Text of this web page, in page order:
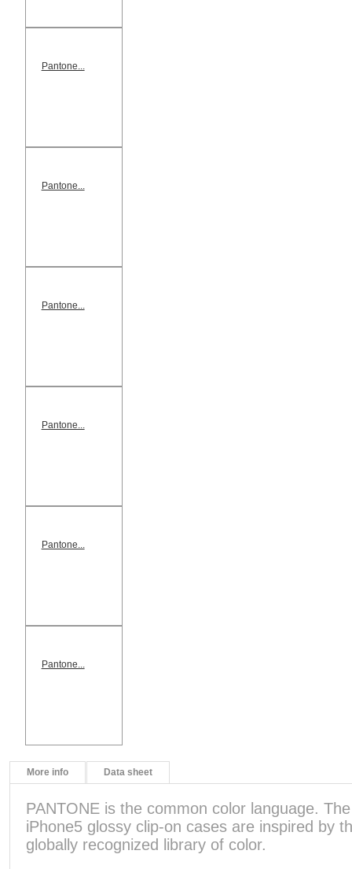
Pantone...
Pantone...
Pantone...
Pantone...
Pantone...
Pantone...
More info Data sheet
PANTONE is the common color language.
iPhone5 glossy clip-on cases are inspired by
globally recognized library of color.